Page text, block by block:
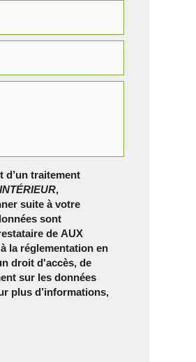
d’un traitement
,
suite à votre
sont
de AUX
la réglementation en
droit d'accès, de
sur les données
plus d’informations,